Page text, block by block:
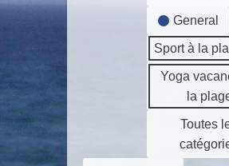
General
Sport à la
Yoga
la
Toutes